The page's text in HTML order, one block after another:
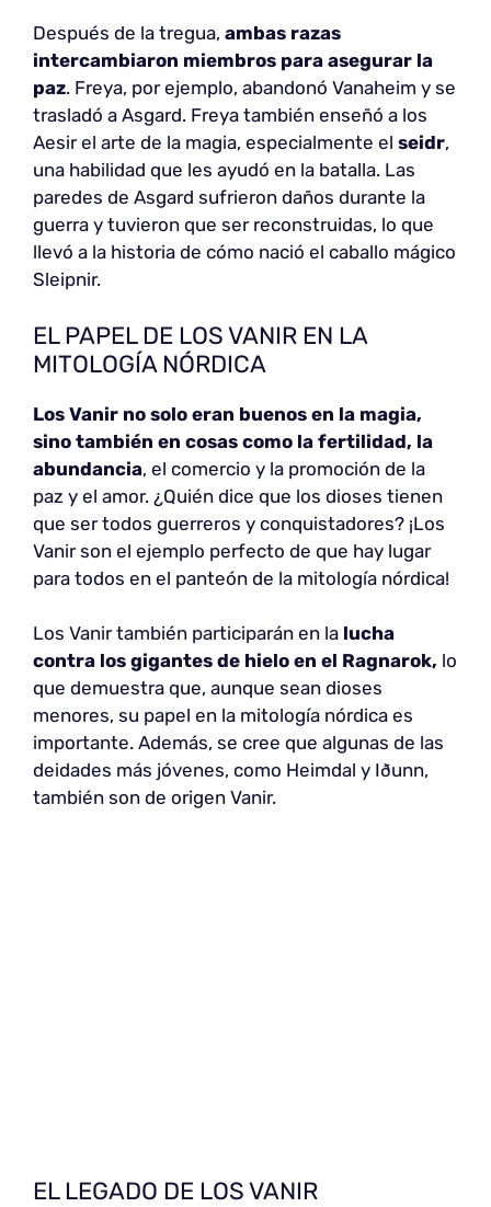
Después de la tregua, ambas razas
intercambiaron miembros para asegurar la
paz. Freya, por ejemplo, abandonó Vanaheim y se
trasladó a Asgard. Freya también enseñó a los
Aesir el arte de la magia, especialmente el seidr,
una habilidad que les ayudó en la batalla. Las
paredes de Asgard sufrieron daños durante la
guerra y tuvieron que ser reconstruidas, lo que
llevó a la historia de cómo nació el caballo mágico
Sleipnir.
EL PAPEL DE LOS VANIR EN LA
MITOLOGÍA NÓRDICA
Los Vanir no solo eran buenos en la magia,
sino también en cosas como la fertilidad, la
abundancia, el comercio y la promoción de la
paz y el amor. ¿Quién dice que los dioses tienen
que ser todos guerreros y conquistadores? ¡Los
Vanir son el ejemplo perfecto de que hay lugar
para todos en el panteón de la mitología nórdica!
Los Vanir también participarán en la lucha
contra los gigantes de hielo en el Ragnarok, lo
que demuestra que, aunque sean dioses
menores, su papel en la mitología nórdica es
importante. Además, se cree que algunas de las
deidades más jóvenes, como Heimdal y Iðunn,
también son de origen Vanir.
EL LEGADO DE LOS VANIR